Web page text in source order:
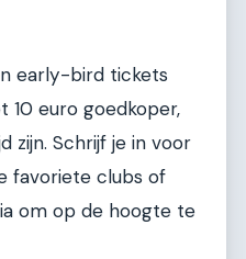
early-bird tickets
10 euro goedkoper,
zijn. Schrijf je in voor
favoriete clubs of
om op de hoogte te